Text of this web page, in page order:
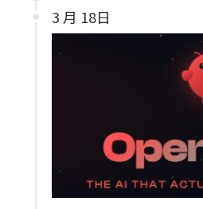
3 月 18日